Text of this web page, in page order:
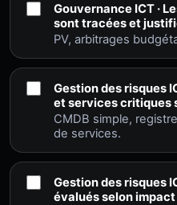
Gouvernance ICT ·
sont tracées et
PV, arbitrages
Gestion des risques
et services critiques
CMDB simple,
de services.
Gestion des risques
évalués selon